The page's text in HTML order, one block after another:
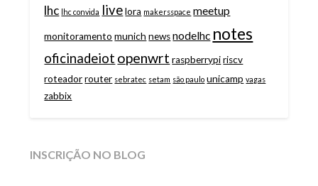
lhc lhc convida live lora makersspace meetup
monitoramento munich news nodelhc notes
oficinadeiot openwrt raspberrypi riscv
roteador router sebratec setam são paulo unicamp vagas
zabbix
INSCRIÇÃO NO BLOG